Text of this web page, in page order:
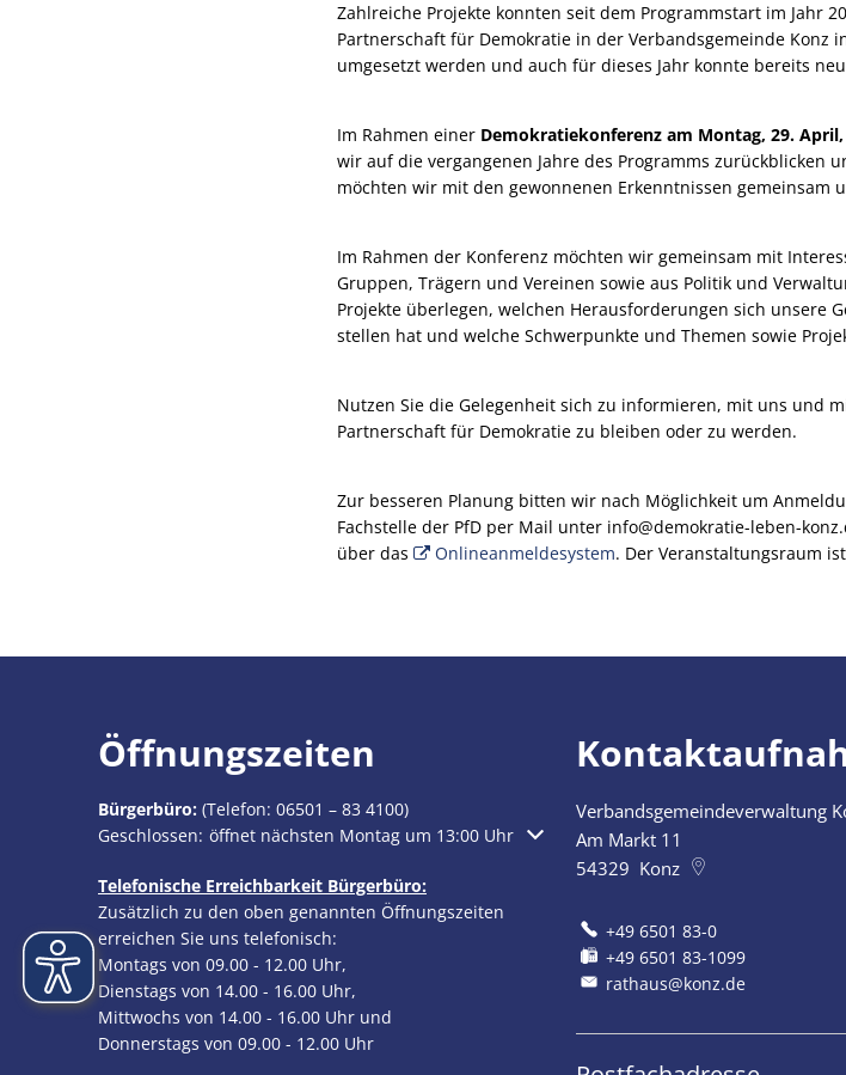
Zahlreiche Projekte konnten seit dem Programmstart im Jahr
Partnerschaft für Demokratie in der Verbandsgemeinde Konz
umgesetzt werden und auch für dieses Jahr konnte bereits
Im Rahmen einer Demokratiekonferenz am Montag, 29.
wir auf die vergangenen Jahre des Programms zurückblicken
möchten wir mit den gewonnenen Erkenntnissen gemeinsam
Im Rahmen der Konferenz möchten wir gemeinsam mit
Gruppen, Trägern und Vereinen sowie aus Politik und
Projekte überlegen, welchen Herausforderungen sich unsere
stellen hat und welche Schwerpunkte und Themen sowie
Nutzen Sie die Gelegenheit sich zu informieren, mit uns und
Partnerschaft für Demokratie zu bleiben oder zu werden.
Zur besseren Planung bitten wir nach Möglichkeit um
Fachstelle der PfD per Mail unter info@demokratie-leben-
über das
Onlineanmeldesystem. Der Veranstaltungsraum
Öffnungszeiten
Bürgerbüro: (Telefon: 06501 – 83 4100)
Klicken, um weitere Öffnungs- oder Schließzeiten auszublenden
Geschlossen: öffnet nächsten Montag um 13:00 Uhr
Telefonische Erreichbarkeit Bürgerbüro:
Zusätzlich zu den oben genannten Öffnungszeiten
erreichen Sie uns telefonisch:
Montags von 09.00 - 12.00 Uhr,
Dienstags von 14.00 - 16.00 Uhr,
Mittwochs von 14.00 - 16.00 Uhr und
Donnerstags von 09.00 - 12.00 Uhr
Verbandsgemeindeverwaltung
Am Markt 11
54329 Konz
+49 6501 83-0
+49 6501 83-1099
rathaus@konz.de